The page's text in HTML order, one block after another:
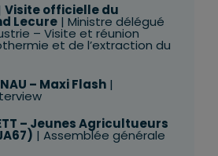
Visite officielle du
Lecure| Ministre délégué
– Visite et réunion
et de l’extraction du
– Maxi Flash|
– Jeunes Agricultueurs
| Assemblée générale